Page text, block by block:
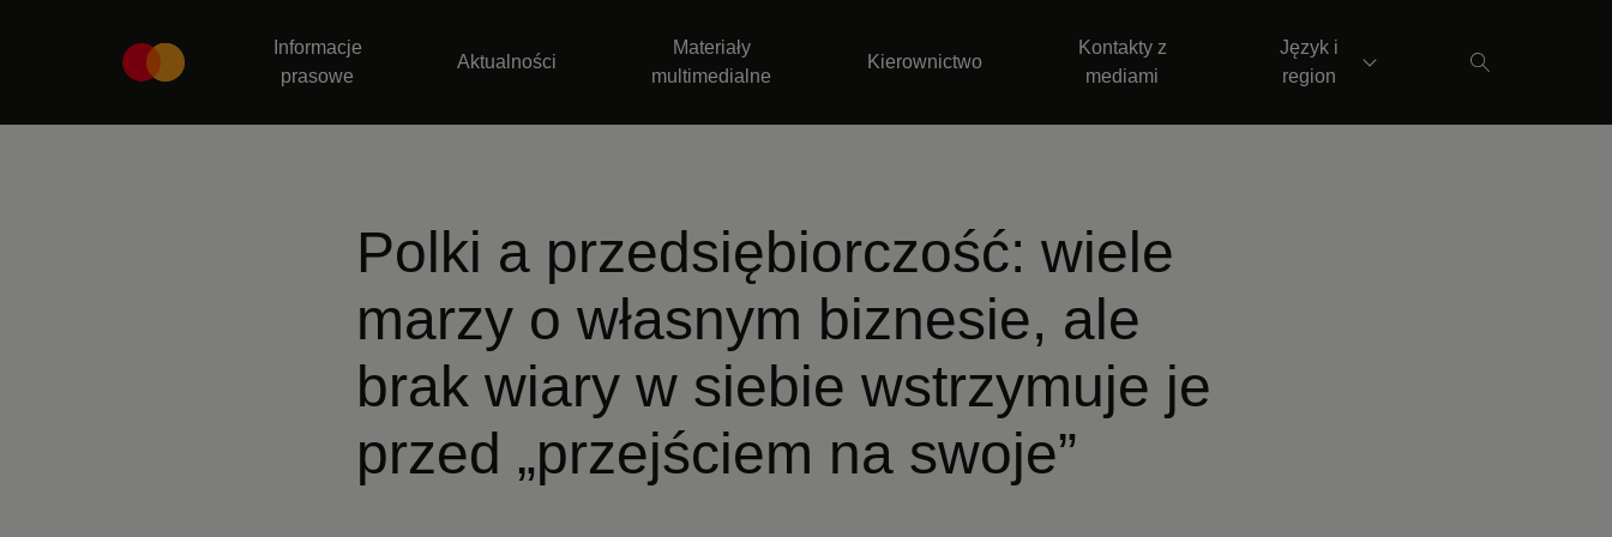
Informacje
prasowe
Aktualności
Materiały
multimedialne
Kierownictwo
Kontakty z
mediami
Język i
region
Polki a przedsiębiorczość: wiele
marzy o własnym biznesie, ale
brak wiary w siebie wstrzymuje je
przed „przejściem na swoje”